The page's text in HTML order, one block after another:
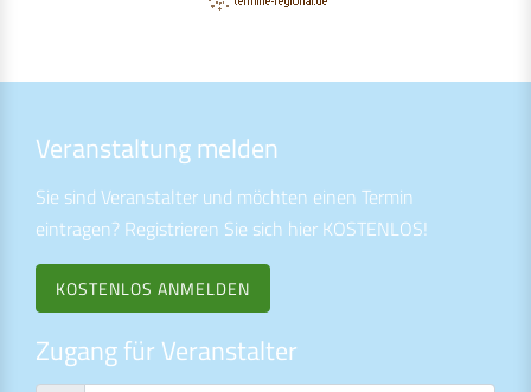
Veranstaltung melden
Sie sind Veranstalter und möchten einen Termin
eintragen? Registrieren Sie sich hier KOSTENLOS!
KOSTENLOS ANMELDEN
Zugang für Veranstalter